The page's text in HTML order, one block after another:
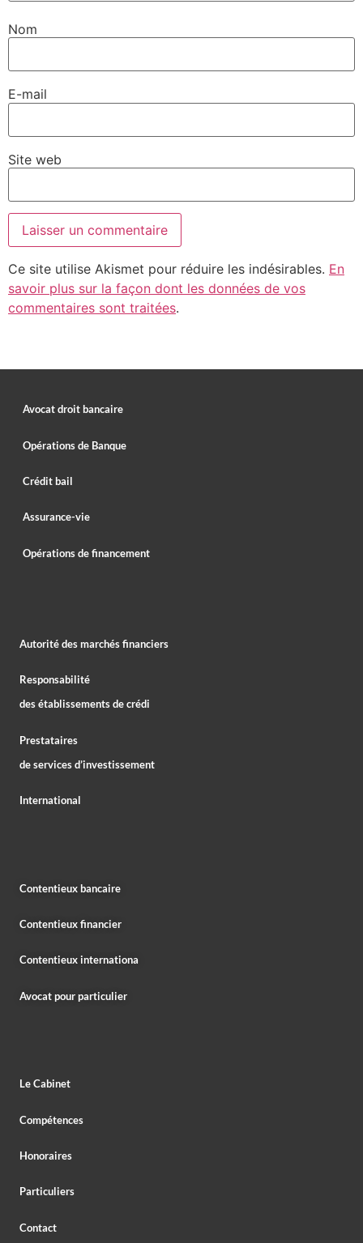
Nom
E-mail
Site web
Ce site utilise Akismet pour réduire les indésirables. En
savoir plus sur la façon dont les données de vos
commentaires sont traitées.
Avocat droit bancaire
Opérations de Banque
Crédit bail
Assurance-vie
Opérations de financement
Autorité des marchés financiers
Responsabilité
des établissements de crédi
Prestataires
de services d’investissement
International
Contentieux bancaire
Contentieux financier
Contentieux internationa
Avocat pour particulier
Le Cabinet
Compétences
Honoraires
Particuliers
Contact